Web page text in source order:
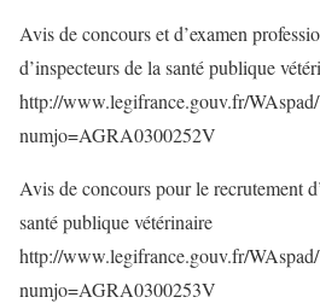
Avis de concours et d’examen
d’inspecteurs de la santé publique
http://www.legifrance.gouv.fr/
numjo=AGRA0300252V
Avis de concours pour le recrutement
santé publique vétérinaire
http://www.legifrance.gouv.fr/
numjo=AGRA0300253V